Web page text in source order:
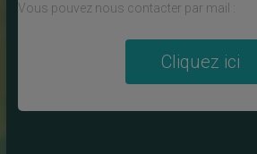
Vous pouvez nous contacter par mail :
Cliquez ici